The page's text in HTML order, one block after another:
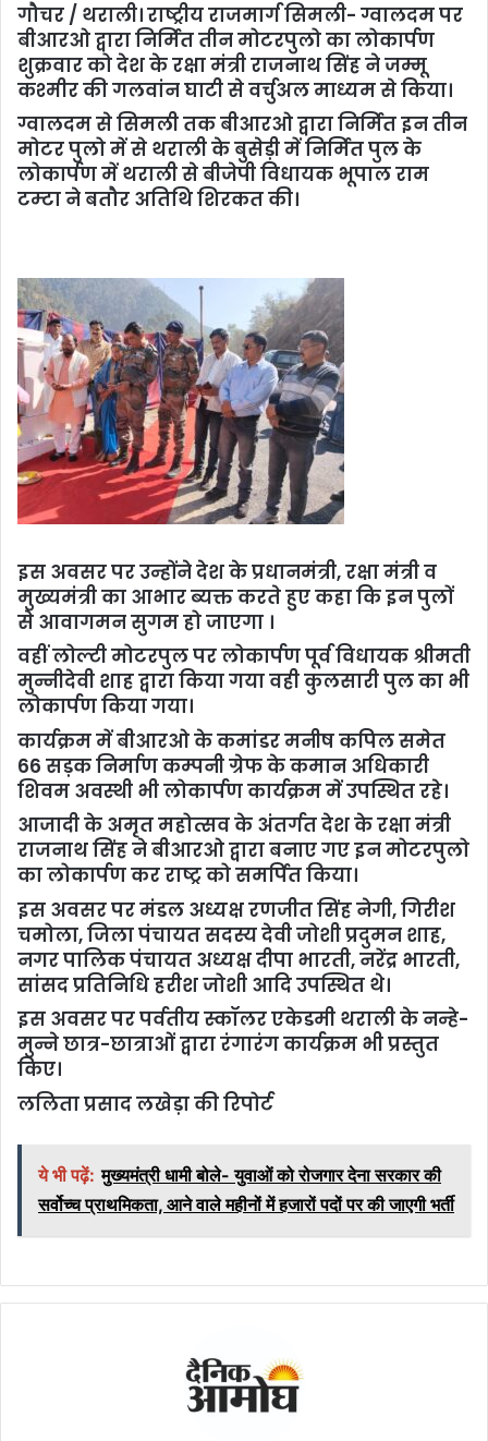
गौचर / थराली। राष्ट्रीय राजमार्ग सिमली- ग्वालदम पर
बीआरओ द्वारा निर्मित तीन मोटरपुलो का लोकार्पण
शुक्रवार को देश के रक्षा मंत्री राजनाथ सिंह ने जम्मू
कश्मीर की गलवांन घाटी से वर्चुअल माध्यम से किया।
ग्वालदम से सिमली तक बीआरओ द्वारा निर्मित इन तीन
मोटर पुलो में से थराली के बुसेड़ी में निर्मित पुल के
लोकार्पण में थराली से बीजेपी विधायक भूपाल राम
टम्टा ने बतौर अतिथि शिरकत की।
इस अवसर पर उन्होंने देश के प्रधानमंत्री, रक्षा मंत्री व
मुख्यमंत्री का आभार ब्यक्त करते हुए कहा कि इन पुलों
से आवागमन सुगम हो जाएगा ।
वहीं लोल्टी मोटरपुल पर लोकार्पण पूर्व विधायक श्रीमती
मुन्नीदेवी शाह द्वारा किया गया वही कुलसारी पुल का भी
लोकार्पण किया गया।
कार्यक्रम में बीआरओ के कमांडर मनीष कपिल समेत
66 सड़क निर्माण कम्पनी ग्रेफ के कमान अधिकारी
शिवम अवस्थी भी लोकार्पण कार्यक्रम में उपस्थित रहे।
आजादी के अमृत महोत्सव के अंतर्गत देश के रक्षा मंत्री
राजनाथ सिंह ने बीआरओ द्वारा बनाए गए इन मोटरपुलो
का लोकार्पण कर राष्ट्र को समर्पित किया‌।
इस अवसर पर मंडल अध्यक्ष रणजीत सिंह नेगी, गिरीश
चमोला, जिला पंचायत सदस्य देवी जोशी प्रदुमन शाह,
नगर पालिक पंचायत अध्यक्ष दीपा भारती, नरेंद्र भारती,
सांसद प्रतिनिधि हरीश जोशी आदि उपस्थित थे।
इस अवसर पर पर्वतीय स्कॉलर एकेडमी थराली के नन्हे-
मुन्ने छात्र-छात्राओं द्वारा रंगारंग कार्यक्रम भी प्रस्तुत
किए।
ललिता प्रसाद लखेड़ा की रिपोर्ट
ये भी पढ़ें: मुख्यमंत्री धामी बोले- युवाओं को रोजगार देना सरकार की
सर्वोच्च प्राथमिकता, आने वाले महीनों में हजारों पदों पर की जाएगी भर्ती